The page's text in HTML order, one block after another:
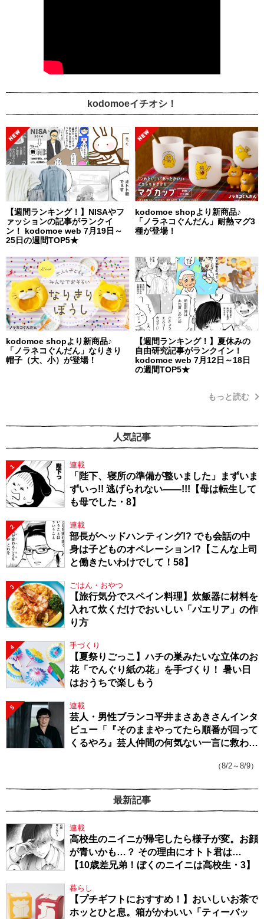
kodomoeイチオシ！
【週間ランキング！】NISAやフ
ァッションの記事がランクイ
ン！ kodomoe web 7月19日～
25日の週間TOP5★
kodomoe shopより新商品♪
「ノラネコぐんだん」耐熱マグ3
種が登場！
kodomoe shopより新商品♪
「ノラネコぐんだん」なりきり
帽子（大、小）が登場！
【週間ランキング！】夏休みの
自由研究記事がランクイン！
kodomoe web 7月12日～18日
の週間TOP5★
もっと読む
人気記事
1 連載
「陛下、寝所の準備が整いました」まずいま
ずいっ!! 逃げられない――!!!【母は転生して
も母でした・8】
2 連載
部長がヘッドハンティング!? でも会話の中
身は子どものオペレーション!?【こんな上司
と働きたいわけでして！58】
3 ごはん・おやつ
【旅行気分でスペイン料理】炊飯器に材料を
入れて炊くだけでおいしい「パエリア」の作
り方
4 手づくり
【夏祭りごっこ】ハチの巣みたいな立体のお
花「でんぐり紙の花」を手づくり！ 暑い日
はおうちで楽しもう
5 連載
芸人・男性ブランコ平井まさあきさんインタ
ビュー「『そのままやってたら順番が回って
くるやろ』芸人仲間の何気ない一言に救われ
（8/2～8/9）
最新記事
連載
高校生のニイニが帰宅したら様子が変。お顔
が青いかも…？ その理由にオトト君は…
【10歳差兄弟！ぼくのニイニは高校生・3】
暮らし
【プチギフトにおすすめ！】おいしいお茶で
ホッとひと息。箱がかわいい「ティーバッ